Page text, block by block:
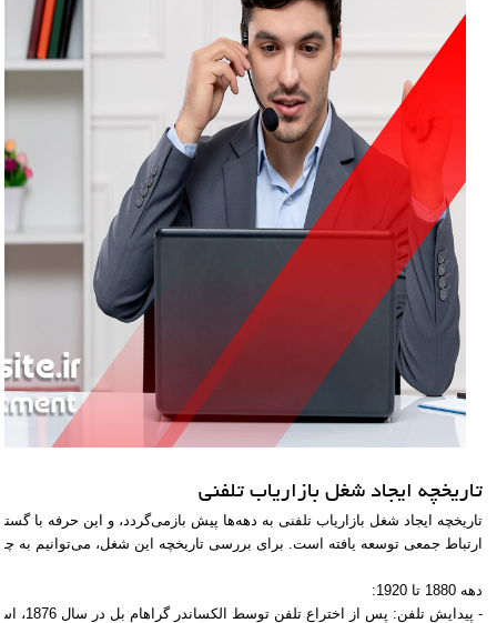
تاریخچه ایجاد شغل بازاریاب تلفنی
تاریخچه ایجاد شغل بازاریاب تلفنی به دهه‌ها پیش بازمی‌گردد، و این حرفه با
ارتباط جمعی توسعه یافته است. برای بررسی تاریخچه این شغل، می‌توانیم به
دهه 1880 تا 1920:
- پیدایش